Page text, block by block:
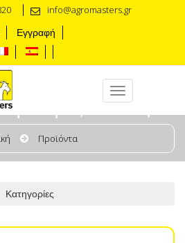
info@agromasters.gr
Εγγραφή
, Κάλυκες
Προϊόντα
Κατηγορίες